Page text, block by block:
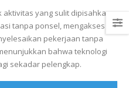
yang sulit dipisahkan
tanpa ponsel, mengakses
pekerjaan tanpa
bahwa teknologi
sekadar pelengkap.